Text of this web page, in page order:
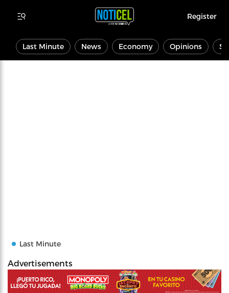
Register
Last Minute News Economy Opinions
Last Minute
Advertisements